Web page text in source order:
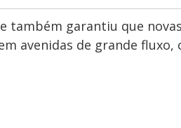
também garantiu que
avenidas de grande fluxo,